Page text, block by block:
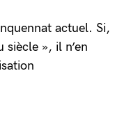
actuel. Si,
siècle », il n’en